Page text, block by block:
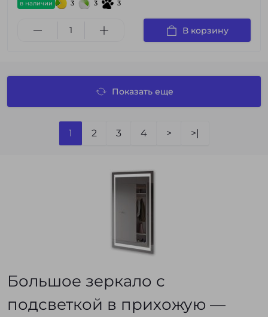
в наличии 3 3 3
В корзину
Показать еще
1 2 3 4 > >|
Большое зеркало с
подсветкой в прихожую —